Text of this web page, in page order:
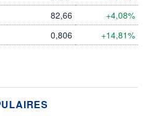
82,66 +4,08%
0,806 +14,81%